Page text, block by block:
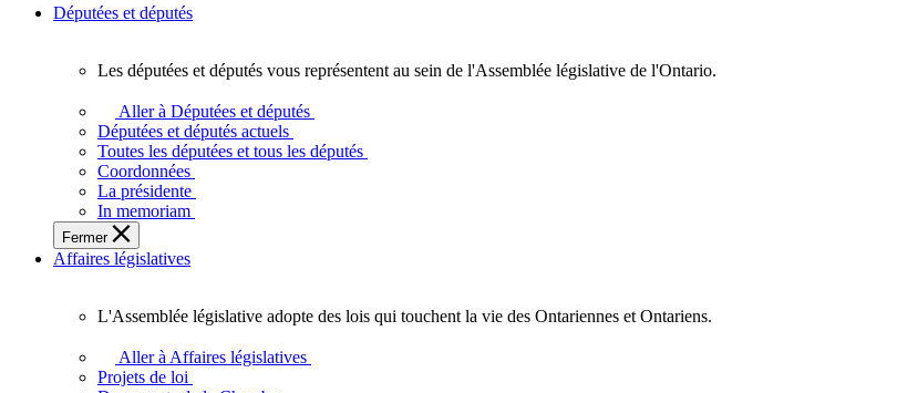
Députées et députés
députées
députés
vous
représentent
sein
de
l'Assemblée
l'Ontario.
Les députées et députés vous représentent au sein de l'Assemblée législative de l'Ontario.
Aller à Députées et députés
Députées et députés actuels
Toutes les députées et tous les députés
Coordonnées
La présidente
In memoriam
Fermer
Affaires législatives
législative
adopte
L'Assemblée législative adopte des lois qui touchent la vie des Ontariennes et Ontariens.
Aller à Affaires législatives
Projets de loi